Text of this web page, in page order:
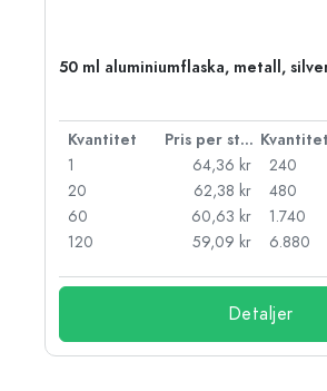
50 ml aluminiumflaska, metall,
Kvantitet Pris per styck Kvantitet
1
64,36 kr
20
62,38 kr
60
60,63 kr
120
59,09 kr
240
480
1.740
6.880
Detaljer